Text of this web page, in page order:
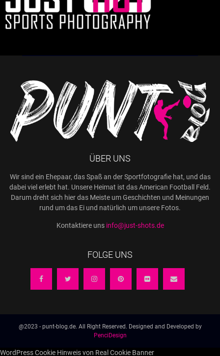
ÜBER UNS
Wir sind ein Ehepaar, das Spaß an der Sportfotografie hat, und das
dabei viel erlebt hat. Unsere Heimat ist das American Football Feld.
Darum dreht sich hier das Meiste um Geschichten und Meinungen
rund um das Ei und natürlich um unsere Fotos.
Kontaktiere uns info@just-shots.de
FOLGE UNS
@2023 - punt-blog.de. All Right Reserved. Designed and Developed by
PenciDesign
WordPress Cookie Hinweis von Real Cookie Banner